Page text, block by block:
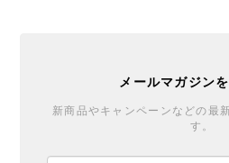
メールマガジン
新商品やキャンペーンなどの最
す。